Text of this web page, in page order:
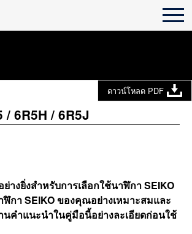
ดาวน์โหลด PDF
/ 6R5H / 6R5J
างยิ่งสำหรับการเลือกใช้นาฬิกา SEIKO
ฬิกา SEIKO ของคุณอย่างเหมาะสมและ
คำแนะนำในคู่มือนี้อย่างละเอียดก่อนใช้